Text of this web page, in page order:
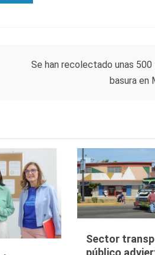
Se han recolectado unas
basura en
Sector
público